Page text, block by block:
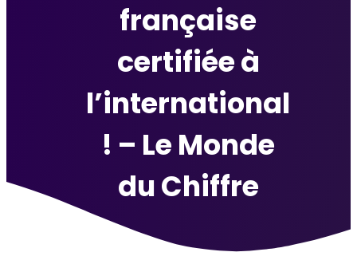
française
certifiée à
l’international
! – Le Monde
du Chiffre